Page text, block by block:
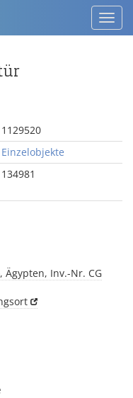
1129520
Einzelobjekte
134981
Inv.-Nr. CG